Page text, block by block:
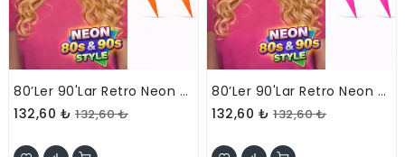
80’ler 90'lar Retro Neon Turuncu Şimşek Küpe 10 Cm
132,60 ₺ 132,60 ₺
80’ler 90'lar Retro Neon Pembe Şimşek Küpe 10 Cm
132,60 ₺ 132,60 ₺